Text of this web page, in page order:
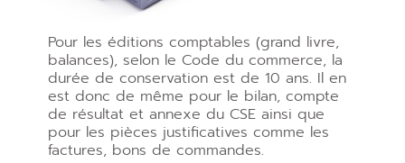
Pour les éditions comptables (grand livre,
balances), selon le Code du commerce, la
durée de conservation est de 10 ans. Il en
est donc de même pour le bilan, compte
de résultat et annexe du CSE ainsi que
pour les pièces justificatives comme les
factures, bons de commandes.